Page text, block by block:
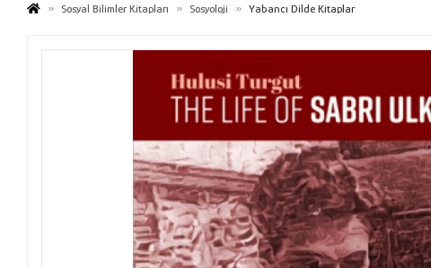
Sosyal Bilimler Kitapları Sosyoloji Yabancı Dilde Kitaplar